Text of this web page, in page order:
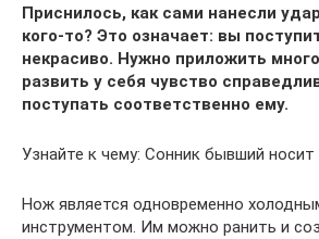
Приснилось, как сами нанесли
кого-то? Это означает: вы
некрасиво. Нужно приложить
развить у себя чувство
поступать соответственно ему.
Узнайте к чему: Сонник бывший носит
Нож является одновременно
инструментом. Им можно ранить и